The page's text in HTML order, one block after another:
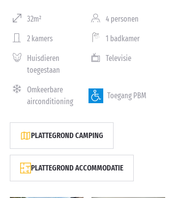
32m² 4 personen
2 kamers 1 badkamer
Huisdieren
toegestaan
Televisie
Omkeerbare
airconditioning
Toegang PBM
PLATTEGROND CAMPING
PLATTEGROND ACCOMMODATIE